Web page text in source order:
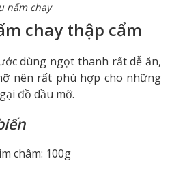
nấm chay
chay thập cẩm
dùng ngọt thanh rất dễ ăn,
nên rất phù hợp cho những
đồ dầu mỡ.
châm: 100g